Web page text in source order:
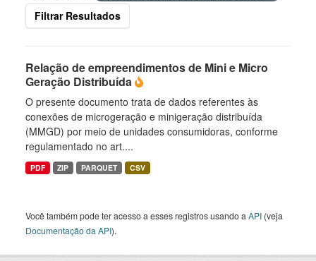
Filtrar Resultados
Relação de empreendimentos de Mini e Micro
Geração Distribuída
O presente documento trata de dados referentes às
conexões de microgeração e minigeração distribuída
(MMGD) por meio de unidades consumidoras, conforme
regulamentado no art....
PDF ZIP PARQUET CSV
Você também pode ter acesso a esses registros usando a API (veja
Documentação da API).